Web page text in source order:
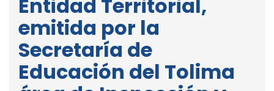
Entidad Territorial,
emitida por la
Secretaría de
Educación del Tolima